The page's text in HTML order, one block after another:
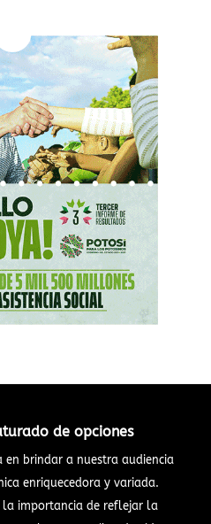
de opciones
en brindar a nuestra audiencia
enriquecedora y variada.
la importancia de reflejar la